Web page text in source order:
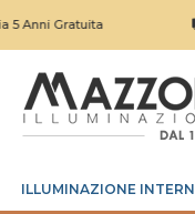
ILLUMINAZIONE